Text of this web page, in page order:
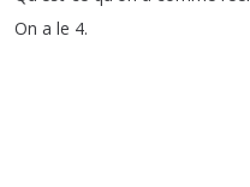
On a le 4.